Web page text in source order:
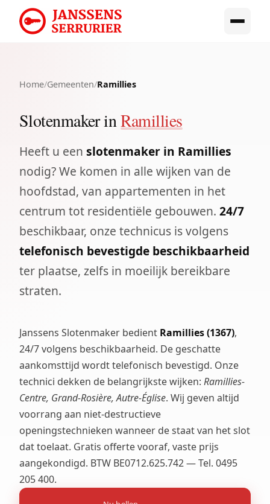
Home/Gemeenten/Ramillies
Slotenmaker inRamillies
Heeft u een slotenmaker in Ramillies
nodig? We komen in alle wijken van de
hoofdstad, van appartementen in het
centrum tot residentiële gebouwen. 24/7
beschikbaar, onze technicus is volgens
telefonisch bevestigde beschikbaarheid
ter plaatse, zelfs in moeilijk bereikbare
straten.
Janssens Slotenmaker bedient Ramillies (1367),
24/7 volgens beschikbaarheid. De geschatte
aankomsttijd wordt telefonisch bevestigd. Onze
technici dekken de belangrijkste wijken: Ramillies-
Centre, Grand-Rosière, Autre-Église. Wij geven altijd
voorrang aan niet-destructieve
openingstechnieken wanneer de staat van het slot
dat toelaat. Gratis offerte vooraf, vaste prijs
aangekondigd. BTW BE0712.625.742 — Tel. 0495
205 400.